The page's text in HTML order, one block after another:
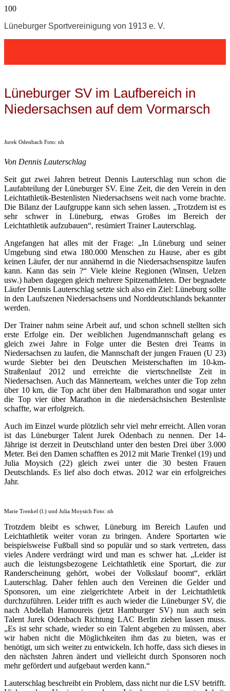
Lüneburger Sportvereinigung von 1913 e. V.
Lüneburger SV im Laufbereich in
Niedersachsen auf dem Vormarsch
Jurek Odenbach Foto: nh
Von Dennis Lauterschlag
Seit gut zwei Jahren betreut Dennis Lauterschlag nun schon die
Laufabteilung der Lüneburger SV. Eine Zeit, die den Verein in den
Leichtathletik-Bestenlisten Niedersachsens weit nach vorne brachte.
Die Bilanz der Laufgruppe kann sich sehen lassen. „Trotzdem ist es
sehr schwer in Lüneburg, etwas Großes im Bereich der
Leichtathletik aufzubauen“, resümiert Trainer Lauterschlag.
Angefangen hat alles mit der Frage: „In Lüneburg und seiner
Umgebung sind etwa 180.000 Menschen zu Hause, aber es gibt
keinen Läufer, der nur annähernd in die Niedersachsenspitze laufen
kann. Kann das sein ?“ Viele kleine Regionen (Winsen, Uelzen
usw.) haben dagegen gleich mehrere Spitzenathleten. Der begnadete
Läufer Dennis Lauterschlag setzte sich also ein Ziel: Lüneburg sollte
in den Laufszenen Niedersachsens und Norddeutschlands bekannter
werden.
Der Trainer nahm seine Arbeit auf, und schon schnell stellten sich
erste Erfolge ein. Der weiblichen Jugendmannschaft gelang es
gleich zwei Jahre in Folge unter die Besten drei Teams in
Niedersachsen zu laufen, die Mannschaft der jungen Frauen (U 23)
wurde Siebter bei den Deutschen Meisterschaften im 10-km-
Straßenlauf 2012 und erreichte die viertschnellste Zeit in
Niedersachsen. Auch das Männerteam, welches unter die Top zehn
über 10 km, die Top acht über den Halbmarathon und sogar unter
die Top vier über Marathon in die niedersächsischen Bestenliste
schaffte, war erfolgreich.
Auch im Einzel wurde plötzlich sehr viel mehr erreicht. Allen voran
ist das Lüneburger Talent Jurek Odenbach zu nennen. Der 14-
Jährige ist derzeit in Deutschland unter den besten Drei über 3.000
Meter. Bei den Damen schafften es 2012 mit Marie Trenkel (19) und
Julia Moysich (22) gleich zwei unter die 30 besten Frauen
Deutschlands. Es lief also doch etwas. 2012 war ein erfolgreiches
Jahr.
Marie Trenkel (l.) und Julia Moysich Foto: nh
Trotzdem bleibt es schwer, Lüneburg im Bereich Laufen und
Leichtathletik weiter voran zu bringen. Andere Sportarten wie
beispielsweise Fußball sind so populär und so stark vertreten, dass
vieles Andere verdrängt wird und man es schwer hat. „Leider ist
auch die leistungsbezogene Leichtathletik eine Sportart, die zur
Randerscheinung gehört, wobei der Volkslauf boomt“, erklärt
Lauterschlag. Daher fehlen auch den Vereinen die Gelder und
Sponsoren, um eine zielgerichtete Arbeit in der Leichtathletik
durchzuführen. Leider trifft es auch wieder die Lüneburger SV, die
nach Abdellah Hamoureis (jetzt Hamburger SV) nun auch sein
Talent Jurek Odenbach Richtung LAC Berlin ziehen lassen muss.
„Es ist sehr schade, wieder so ein Talent abgeben zu müssen, aber
wir haben nicht die Möglichkeiten ihm das zu bieten, was er
benötigt, um sich weiter zu entwickeln. Ich hoffe, dass sich dieses in
den nächsten Jahren ändert und vielleicht durch Sponsoren noch
mehr gefördert und aufgebaut werden kann.“
Lauterschlag beschreibt ein Problem, dass nicht nur die LSV betrifft.